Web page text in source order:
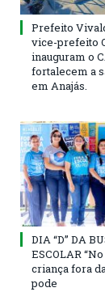
Prefeito
vice-prefeito
inauguram o
fortalecem a
em Anajás.
DIA “D” DA
ESCOLAR
criança fora
pode